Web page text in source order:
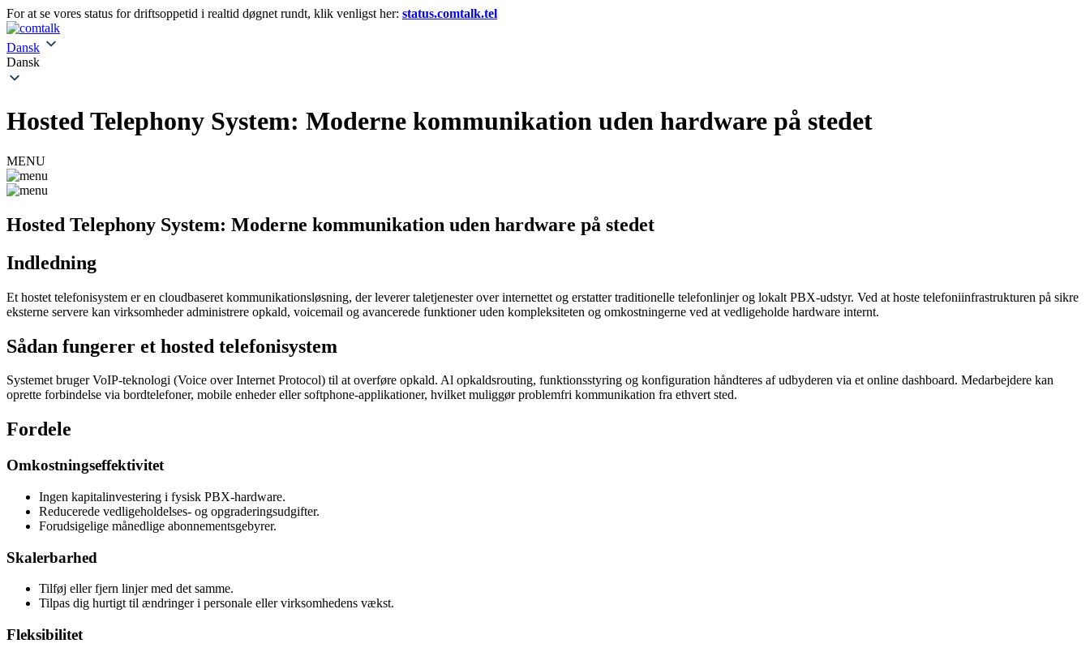
For at se vores status for driftsoppetid i realtid døgnet rundt, klik venligst her: status.comtalk.tel
Dansk
Dansk
Hosted Telephony System: Moderne kommunikation uden hardware på stedet
MENU
Hosted Telephony System: Moderne kommunikation uden hardware på stedet
Indledning
Et hostet telefonisystem er en cloudbaseret kommunikationsløsning, der leverer taletjenester over internettet og erstatter traditionelle telefonlinjer og lokalt PBX-udstyr. Ved at hoste telefoniinfrastrukturen på sikre
eksterne servere kan virksomheder administrere opkald, voicemail og avancerede funktioner uden kompleksiteten og omkostningerne ved at vedligeholde hardware internt.
Sådan fungerer et hosted telefonisystem
Systemet bruger VoIP-teknologi (Voice over Internet Protocol) til at overføre opkald. Al opkaldsrouting, funktionsstyring og konfiguration håndteres af udbyderen via et online dashboard. Medarbejdere kan
oprette forbindelse via bordtelefoner, mobile enheder eller softphone-applikationer, hvilket muliggør problemfri kommunikation fra ethvert sted.
Fordele
Omkostningseffektivitet
Ingen kapitalinvestering i fysisk PBX-hardware.
Reducerede vedligeholdelses- og opgraderingsudgifter.
Forudsigelige månedlige abonnementsgebyrer.
Skalerbarhed
Tilføj eller fjern linjer med det samme.
Tilpas dig hurtigt til ændringer i personale eller virksomhedens vækst.
Fleksibilitet